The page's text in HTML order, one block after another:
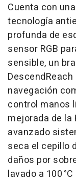
Cuenta con
tecnología
profunda de
sensor RGB
sensible, un
navegación
control manos
mejorada de la
avanzado
seca el cepillo
daños por
lavado a 100